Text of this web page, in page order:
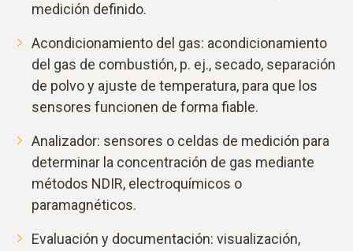
medición definido.
Acondicionamiento del gas: acondicionamiento
del gas de combustión, p. ej., secado, separación
de polvo y ajuste de temperatura, para que los
sensores funcionen de forma fiable.
Analizador: sensores o celdas de medición para
determinar la concentración de gas mediante
métodos NDIR, electroquímicos o
paramagnéticos.
Evaluación y documentación: visualización,